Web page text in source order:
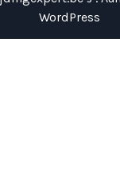
WordPress